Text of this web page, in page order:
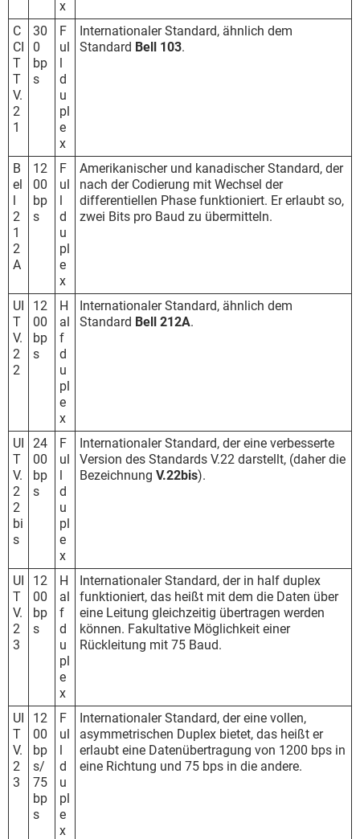
x
C
CI
T
T
V.
2
1
30
0
bp
s
F
ul
l
d
u
pl
e
x
Internationaler Standard, ähnlich dem
Standard Bell 103.
B
el
l
2
1
2
A
12
00
bp
s
F
ul
l
d
u
pl
e
x
Amerikanischer und kanadischer Standard, der
nach der Codierung mit Wechsel der
differentiellen Phase funktioniert. Er erlaubt so,
zwei Bits pro Baud zu übermitteln.
UI
T
V.
2
2
12
00
bp
s
H
al
f
d
u
pl
e
x
Internationaler Standard, ähnlich dem
Standard Bell 212A.
UI
T
V.
2
2
bi
s
24
00
bp
s
F
ul
l
d
u
pl
e
x
Internationaler Standard, der eine verbesserte
Version des Standards V.22 darstellt, (daher die
Bezeichnung V.22bis).
UI
T
V.
2
3
12
00
bp
s
H
al
f
d
u
pl
e
x
Internationaler Standard, der in half duplex
funktioniert, das heißt mit dem die Daten über
eine Leitung gleichzeitig übertragen werden
können. Fakultative Möglichkeit einer
Rückleitung mit 75 Baud.
UI
T
V.
2
3
12
00
bp
s/
75
bp
s
F
ul
l
d
u
pl
e
x
Internationaler Standard, der eine vollen,
asymmetrischen Duplex bietet, das heißt er
erlaubt eine Datenübertragung von 1200 bps in
eine Richtung und 75 bps in die andere.